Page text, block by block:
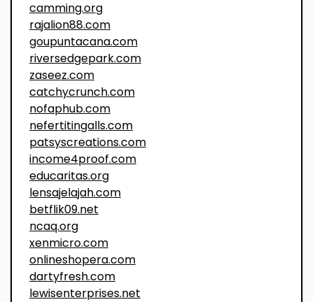
camming.org
rajalion88.com
goupuntacana.com
riversedgepark.com
zaseez.com
catchycrunch.com
nofaphub.com
nefertitingalls.com
patsyscreations.com
income4proof.com
educaritas.org
lensajelajah.com
betflik09.net
ncaq.org
xenmicro.com
onlineshopera.com
dartyfresh.com
lewisenterprises.net